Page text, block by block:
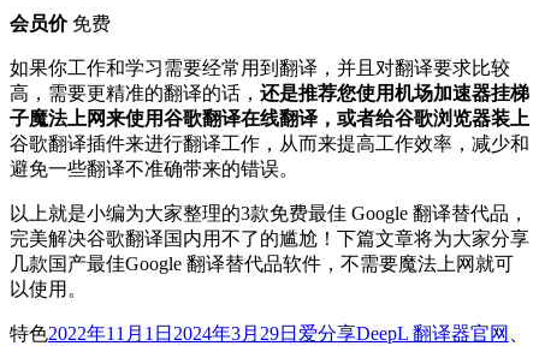
会员价 免费
如果你工作和学习需要经常用到翻译，并且对翻译要求比较
高，需要更精准的翻译的话， 还是推荐您使用机场加速器挂梯
子魔法上网来使用谷歌翻译在线翻译，或者给谷歌浏览器装上
谷歌翻译插件来进行翻译工作，从而来提高工作效率，减少和
避免一些翻译不准确带来的错误。
以上就是小编为大家整理的3款免费最佳 Google 翻译替代品，
完美解决谷歌翻译国内用不了的尴尬！下篇文章将为大家分享
几款国产最佳Google 翻译替代品软件，不需要魔法上网就可
以使用。
特色发
2022年11月1日 2024年3月29日 分
爱分享标
DeepL 翻译器官网